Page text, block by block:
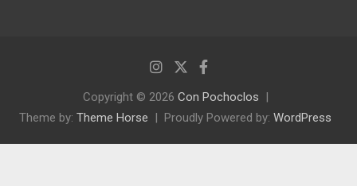
Copyright © 2026 Con Pochoclos
Theme by: Theme Horse Proudly Powered by: WordPress